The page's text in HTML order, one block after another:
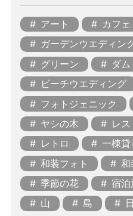
アート
カフェ
ガーデンウエディン
グリーン
ダム
ビーチウエディング
フォトジェニック
ヤシの木
レ
レトロ
一棟貸
和装フォト
和
季節の花
宿泊
山
島